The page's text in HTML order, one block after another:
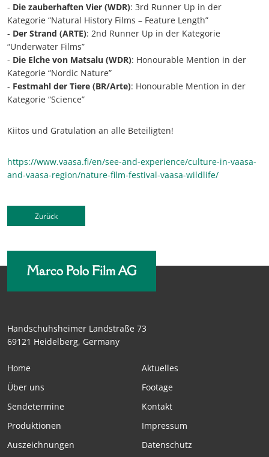
- Die zauberhaften Vier (WDR): 3rd Runner Up in der
Kategorie “Natural History Films – Feature Length”
- Der Strand (ARTE): 2nd Runner Up in der Kategorie
“Underwater Films”
- Die Elche von Matsalu (WDR): Honourable Mention in der
Kategorie “Nordic Nature”
- Festmahl der Tiere (BR/Arte): Honourable Mention in der
Kategorie “Science”
Kiitos und Gratulation an alle Beteiligten!
https://www.vaasa.fi/en/see-and-experience/culture-in-vaasa-
and-vaasa-region/nature-film-festival-vaasa-wildlife/
Zurück
Marco Polo Film AG
Handschuhsheimer Landstraße 73
69121 Heidelberg, Germany
Home
Über uns
Sendetermine
Produktionen
Auszeichnungen
Aktuelles
Footage
Kontakt
Impressum
Datenschutz